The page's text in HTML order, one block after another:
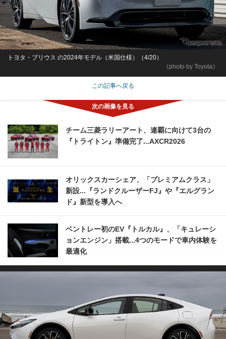
《photo by Toyota》
トヨタ・プリウス の2024年モデル（米国仕様）（4/20）
この記事へ戻る
チーム三菱ラリーアート、連覇に向けて3台の
『トライトン』準備完了...AXCR2026
オリックスカーシェア、「プレミアムクラス」
新設...『ランドクルーザーFJ』や『エルグラン
ド』新型を導入へ
ベントレー初のEV『トルカル』、「キュレーシ
ョンエンジン」搭載...4つのモードで車内体験を
最適化